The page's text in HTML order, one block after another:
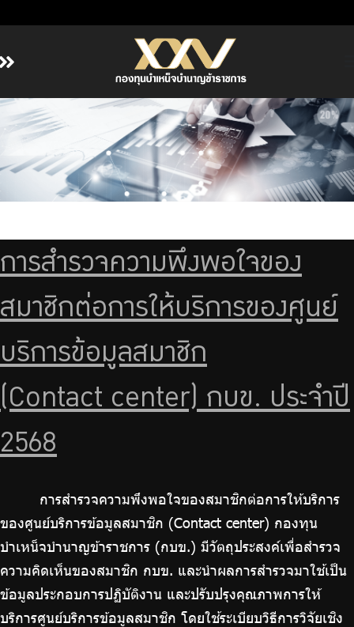
หน้าหลัก
เกี่ยวกับ กบข.
บริการสมาชิก
รายงานผลการดำเนินงาน
จัดซื้อจัดจ้าง
บริการเจ้าหน้าที่ส่วนราชการ
ร่วมงานกับเรา
ติดต่อเรา
การสำรวจความพึงพอใจของ
สมาชิกต่อการให้บริการของศูนย์
บริการข้อมูลสมาชิก
(Contact center) กบข. ประจำปี
2568
การสำรวจความพึงพอใจของสมาชิกต่อการให้บริการ
ของศูนย์บริการข้อมูลสมาชิก (Contact center) กองทุน
บำเหน็จบำนาญข้าราชการ (กบข.) มีวัตถุประสงค์เพื่อสำรวจ
ความคิดเห็นของสมาชิก กบข. และนำผลการสำรวจมาใช้เป็น
ข้อมูลประกอบการปฏิบัติงาน และปรับปรุงคุณภาพการให้
บริการศูนย์บริการข้อมูลสมาชิก โดยใช้ระเบียบวิธีการวิจัยเชิง